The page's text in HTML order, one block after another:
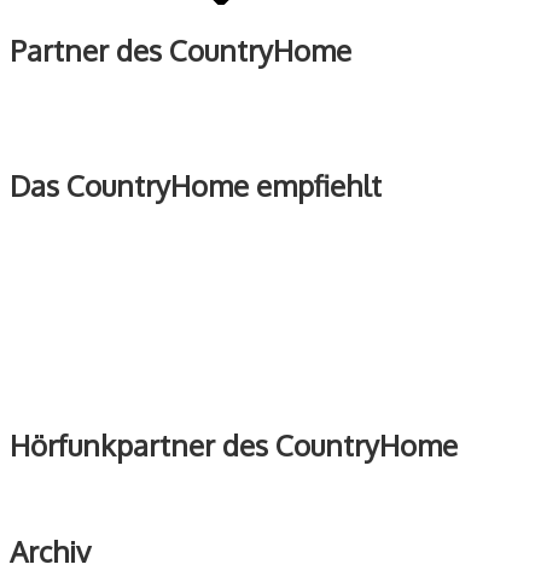
Partner des CountryHome
Das CountryHome empfiehlt
Hörfunkpartner des CountryHome
Archiv